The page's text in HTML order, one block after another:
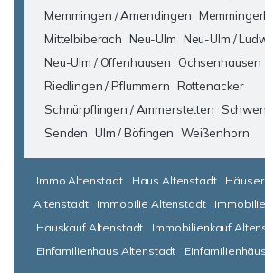
Memmingen / Amendingen
Mittelbiberach Neu-Ulm Neu-Ulm /
Neu-Ulm / Offenhausen
Ochsenhausen
Riedlingen / Pflummern Rottenacker
Schnürpflingen / Ammerstetten
Senden Ulm / Böfingen Weißenhorn
Immo Altenstadt Haus Altenstadt
Altenstadt
Immobilie Altenstadt
Hauskauf Altenstadt
Immobilienkauf
Einfamilienhaus Altenstadt